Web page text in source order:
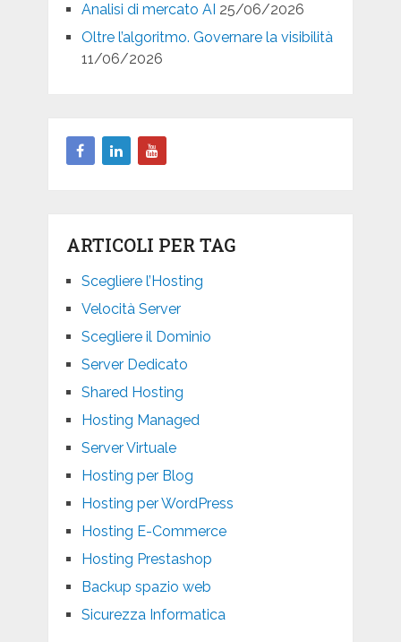
Analisi di mercato AI 25/06/2026
Oltre l’algoritmo. Governare la visibilità
11/06/2026
ARTICOLI PER TAG
Scegliere l’Hosting
Velocità Server
Scegliere il Dominio
Server Dedicato
Shared Hosting
Hosting Managed
Server Virtuale
Hosting per Blog
Hosting per WordPress
Hosting E-Commerce
Hosting Prestashop
Backup spazio web
Sicurezza Informatica